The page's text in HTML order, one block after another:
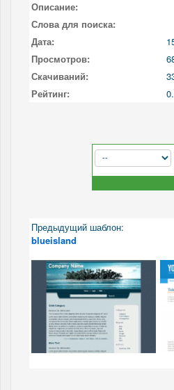
Описание:
Слова для поиска:
Дата:
Просмотров:
Скачиваний:
Рейтинг:
Предыдущий шаблон:
blueisland